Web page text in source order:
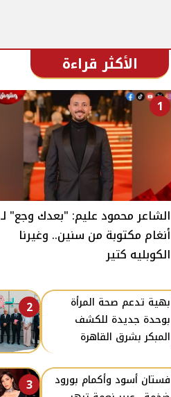
الأكثر قراءة
1
الشاعر محمود عليم: "بعدك وجع" لـ
أنغام مكتوبة من سنين.. وغيرنا
الكوبليه كتير
2
بهية تدعم صحة المرأة
بوحدة جديدة للكشف
المبكر بشرق القاهرة
3
فستان أسود وأكمام بورود